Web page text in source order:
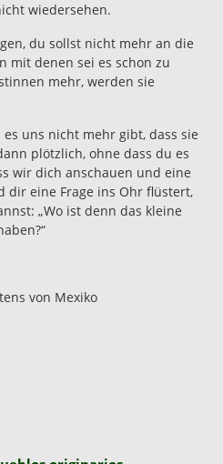
wiedersehen.
du sollst nicht mehr an die
mit denen sei es schon zu
mehr, werden sie
uns nicht mehr gibt, dass sie
plötzlich, ohne dass du es
wir dich anschauen und eine
dir eine Frage ins Ohr flüstert,
„Wo ist denn das kleine
von Mexiko